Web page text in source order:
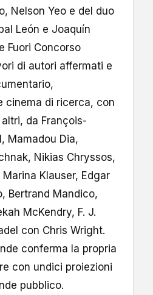
Nelson Yeo e del duo
León e Joaquín
Fuori Concorso
di autori affermati e
cinema di ricerca, con
da François-
Mamadou Dia,
Nikias Chryssos,
Klauser, Edgar
Bertrand Mandico,
McKendry, F. J.
con Chris Wright.
conferma la propria
con undici proiezioni
pubblico.